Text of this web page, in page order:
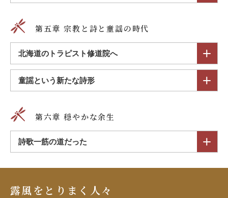
第五章 宗教と詩と童謡の時代
北海道のトラピスト修道院へ
童謡という新たな詩形
第六章 穏やかな余生
詩歌一筋の道だった
露風をとりまく人々